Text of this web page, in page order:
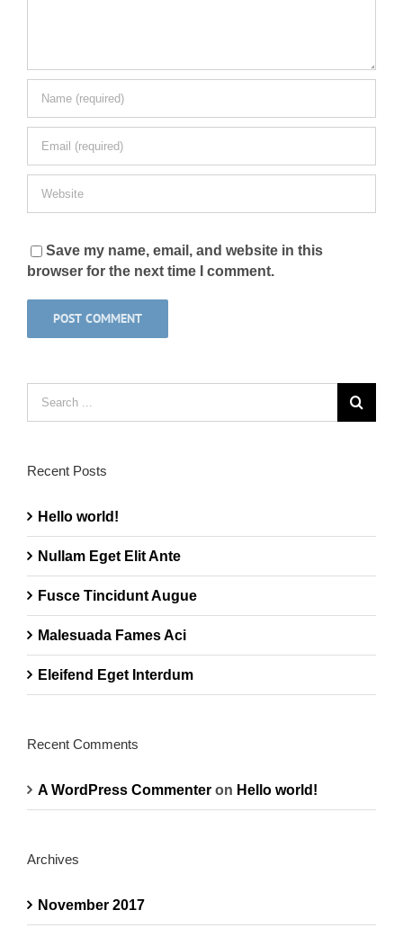
Save my name, email, and website in this
browser for the next time I comment.
Recent Posts
Hello world!
Nullam Eget Elit Ante
Fusce Tincidunt Augue
Malesuada Fames Aci
Eleifend Eget Interdum
Recent Comments
A WordPress Commenter on Hello world!
Archives
November 2017